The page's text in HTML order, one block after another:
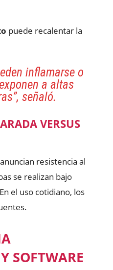
puede recalentar la
inflamarse o
a altas
, señaló.
VERSUS
resistencia al
se realizan bajo
el uso cotidiano, los
SOFTWARE